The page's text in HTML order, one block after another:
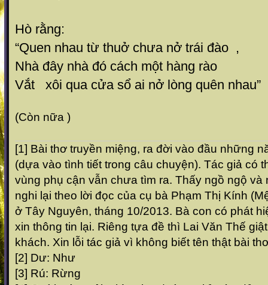
Hò rằng:
“Quen nhau từ thuở chưa nở trái đào ,
Nhà đây nhà đó cách một hàng rào
Vắt xôi qua cửa sổ ai nở lòng quên nhau”
(Còn nữa )
[1] Bài thơ truyền miệng, ra đời vào đầu những
(dựa vào tình tiết trong câu chuyện). Tác giả có
vùng phụ cận vẫn chưa tìm ra. Thấy ngồ ngộ và
nghi lại theo lời đọc của cụ bà Phạm Thị Kính
ở Tây Nguyên, tháng 10/2013. Bà con có phát
xin thông tin lại. Riêng tựa đề thì Lai Văn Thế
khách. Xin lỗi tác giả vì không biết tên thật bài
[2] Dư: Như
[3] Rú: Rừng